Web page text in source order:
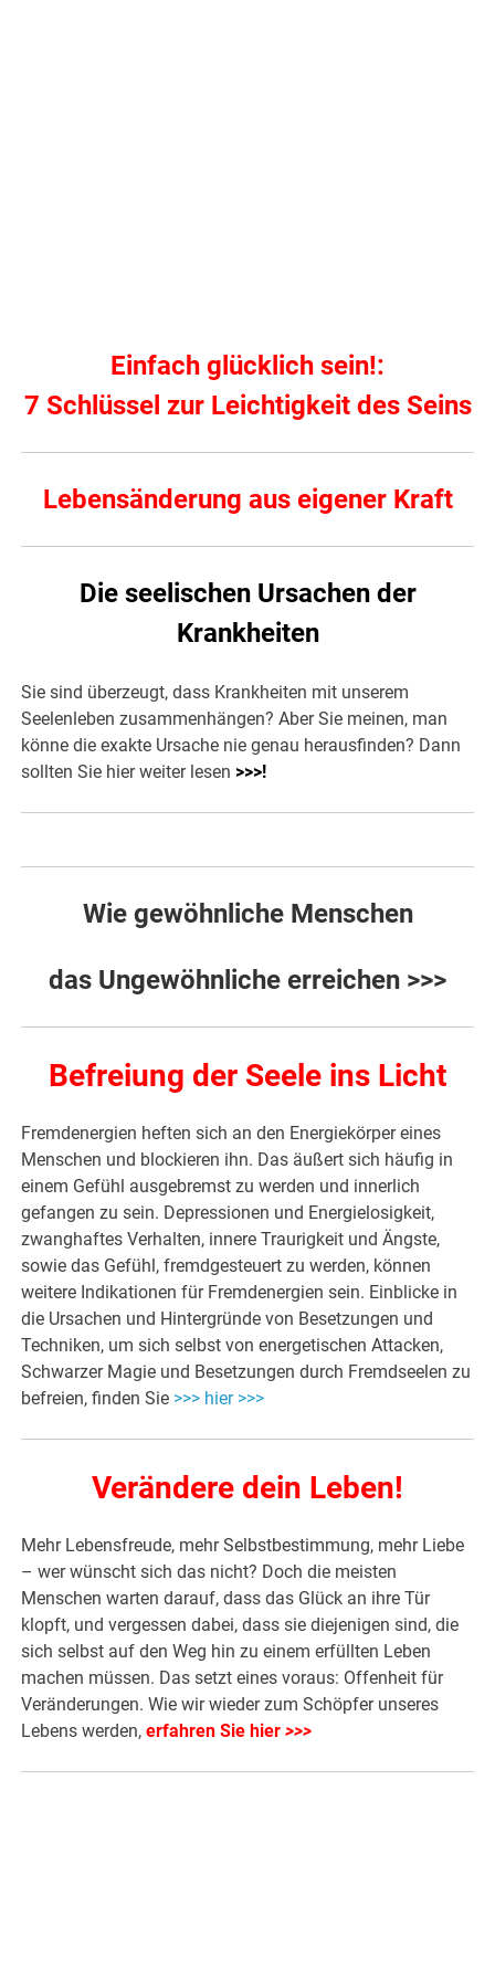
Einfach glücklich sein!:
7 Schlüssel zur Leichtigkeit des Seins
Lebensänderung aus eigener Kraft
Die seelischen Ursachen der
Krankheiten
Sie sind überzeugt, dass Krankheiten mit unserem
Seelenleben zusammenhängen? Aber Sie meinen, man
könne die exakte Ursache nie genau herausfinden? Dann
sollten Sie hier weiter lesen >>>!
Wie gewöhnliche Menschen
das Ungewöhnliche erreichen >>>
Befreiung der Seele ins Licht
Fremdenergien heften sich an den Energiekörper eines
Menschen und blockieren ihn. Das äußert sich häufig in
einem Gefühl ausgebremst zu werden und innerlich
gefangen zu sein. Depressionen und Energielosigkeit,
zwanghaftes Verhalten, innere Traurigkeit und Ängste,
sowie das Gefühl, fremdgesteuert zu werden, können
weitere Indikationen für Fremdenergien sein. Einblicke in
die Ursachen und Hintergründe von Besetzungen und
Techniken, um sich selbst von energetischen Attacken,
Schwarzer Magie und Besetzungen durch Fremdseelen zu
befreien, finden Sie >>> hier >>>
Verändere dein Leben!
Mehr Lebensfreude, mehr Selbstbestimmung, mehr Liebe
– wer wünscht sich das nicht? Doch die meisten
Menschen warten darauf, dass das Glück an ihre Tür
klopft, und vergessen dabei, dass sie diejenigen sind, die
sich selbst auf den Weg hin zu einem erfüllten Leben
machen müssen. Das setzt eines voraus: Offenheit für
Veränderungen. Wie wir wieder zum Schöpfer unseres
Lebens werden, erfahren Sie hier>>>